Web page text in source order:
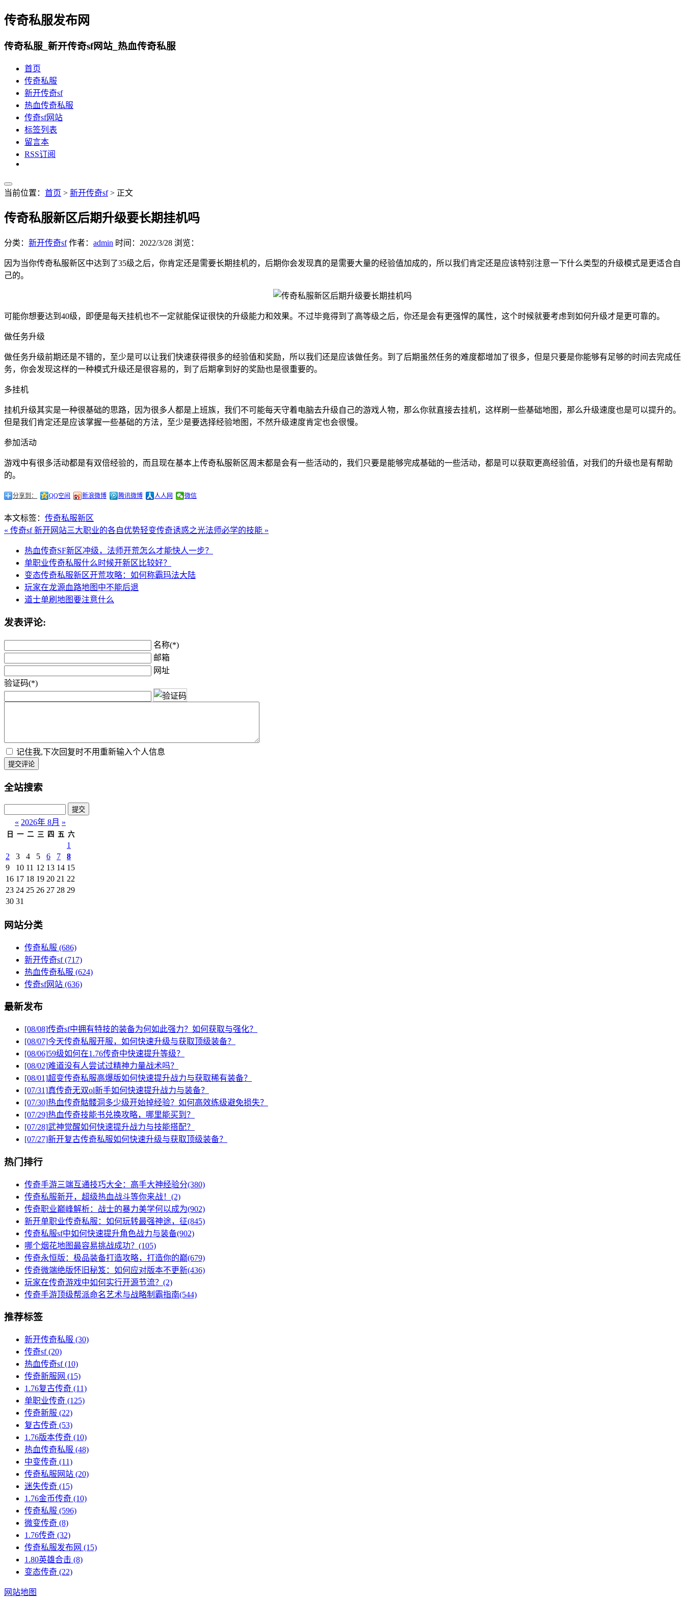
传奇私服发布网
传奇私服_新开传奇sf网站_热血传奇私服
首页
传奇私服
新开传奇sf
热血传奇私服
传奇sf网站
标签列表
留言本
RSS订阅
当前位置： 首页 > 新开传奇sf> 正文
传奇私服新区后期升级要长期挂机吗
分类： 新开传奇sf 作者： admin 时间： 2022/3/28 浏览：
因为当你传奇私服新区中达到了35级之后，你肯定还是需要长期挂机的，后期你会发现真的是需要大量的经验值加成的，所以我们肯定还是应该特别注意一下什么类型的升级模式是更适合自
己的。
可能你想要达到40级，即便是每天挂机也不一定就能保证很快的升级能力和效果。不过毕竟得到了高等级之后，你还是会有更强悍的属性，这个时候就要考虑到如何升级才是更可靠的。
做任务升级
做任务升级前期还是不错的，至少是可以让我们快速获得很多的经验值和奖励，所以我们还是应该做任务。到了后期虽然任务的难度都增加了很多，但是只要是你能够有足够的时间去完成任
务，你会发现这样的一种模式升级还是很容易的，到了后期拿到好的奖励也是很重要的。
多挂机
挂机升级其实是一种很基础的思路，因为很多人都是上班族，我们不可能每天守着电脑去升级自己的游戏人物，那么你就直接去挂机，这样刷一些基础地图，那么升级速度也是可以提升的。
但是我们肯定还是应该掌握一些基础的方法，至少是要选择经验地图，不然升级速度肯定也会很慢。
参加活动
游戏中有很多活动都是有双倍经验的，而且现在基本上传奇私服新区周末都是会有一些活动的，我们只要是能够完成基础的一些活动，都是可以获取更高经验值，对我们的升级也是有帮助
的。
分享到： QQ空间 新浪微博 腾讯微博 人人网 微信
本文标签： 传奇私服新区
« 传奇sf 新开网站三大职业的各自优势轻变传奇诱惑之光法师必学的技能 »
热血传奇SF新区冲级，法师开荒怎么才能快人一步？
单职业传奇私服什么时候开新区比较好？
变态传奇私服新区开荒攻略：如何称霸玛法大陆
玩家在龙源血路地图中不能后退
道士单刷地图要注意什么
发表评论:
名称(*)
邮箱
网址
验证码(*)
记住我,下次回复时不用重新输入个人信息
提交评论
全站搜索
« 2026年 8月 »
日 一 二 三 四 五 六
1
2
3 4 5 6 7
8
9
10 11 12 13 14 15
16 17 18 19 20 21 22
23 24 25 26 27 28 29
30 31
网站分类
传奇私服 (686)
新开传奇sf(717)
热血传奇私服 (624)
传奇sf网站 (636)
最新发布
[08/08]传奇sf中拥有特技的装备为何如此强力？如何获取与强化？
[08/07]今天传奇私服开服，如何快速升级与获取顶级装备？
[08/06]59级如何在1.76传奇中快速提升等级？
[08/02]难道没有人尝试过精神力量战术吗？
[08/01]超变传奇私服高爆版如何快速提升战力与获取稀有装备？
[07/31]真传奇无双ol新手如何快速提升战力与装备？
[07/30]热血传奇骷髅洞多少级开始掉经验？如何高效练级避免损失？
[07/29]热血传奇技能书兑换攻略，哪里能买到？
[07/28]武神觉醒如何快速提升战力与技能搭配？
[07/27]新开复古传奇私服如何快速升级与获取顶级装备？
热门排行
传奇手游三端互通技巧大全：高手大神经验分(380)
传奇私服新开，超级热血战斗等你来战！(2)
传奇职业巅峰解析：战士的暴力美学何以成为(902)
新开单职业传奇私服：如何玩转最强神途，征(845)
传奇私服sf中如何快速提升角色战力与装备(902)
哪个烟花地图最容易挑战成功？(105)
传奇永恒版：极品装备打造攻略，打造你的巅(679)
传奇微端绝版怀旧秘笈：如何应对版本不更新(436)
玩家在传奇游戏中如何实行开源节流？(2)
传奇手游顶级帮派命名艺术与战略制霸指南(544)
推荐标签
新开传奇私服 (30)
传奇sf(20)
热血传奇sf(10)
传奇新服网 (15)
1.76复古传奇 (11)
单职业传奇 (125)
传奇新服 (22)
复古传奇 (53)
1.76版本传奇 (10)
热血传奇私服 (48)
中变传奇 (11)
传奇私服网站 (20)
迷失传奇 (15)
1.76金币传奇 (10)
传奇私服 (596)
微变传奇 (8)
1.76传奇 (32)
传奇私服发布网 (15)
1.80英雄合击 (8)
变态传奇 (22)
网站地图